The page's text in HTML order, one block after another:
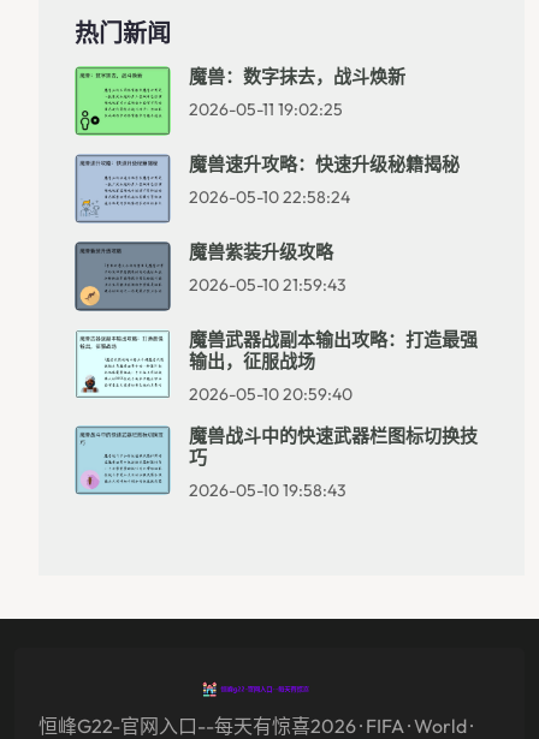
热门新闻
魔兽：数字抹去，战斗焕新
2026-05-11 19:02:25
魔兽速升攻略：快速升级秘籍揭秘
2026-05-10 22:58:24
魔兽紫装升级攻略
2026-05-10 21:59:43
魔兽武器战副本输出攻略：打造最强
输出，征服战场
2026-05-10 20:59:40
魔兽战斗中的快速武器栏图标切换技
巧
2026-05-10 19:58:43
恒峰g22-官网入口--每天有惊喜2026 · FIFA · World ·